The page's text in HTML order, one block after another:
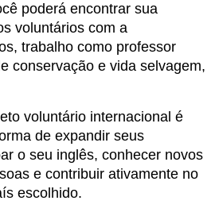
poderá encontrar sua
voluntários com a
trabalho como professor
conservação e vida selvagem,
voluntário internacional é
de expandir seus
o seu inglês, conhecer novos
e contribuir ativamente no
escolhido.